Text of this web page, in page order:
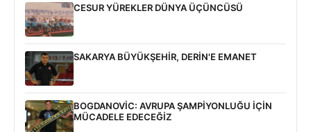
CESUR YÜREKLER DÜNYA ÜÇÜNCÜSÜ
SAKARYA BÜYÜKŞEHİR, DERİN'E EMANET
BOGDANOVİC: AVRUPA ŞAMPİYONLUĞU İÇİN
MÜCADELE EDECEĞİZ